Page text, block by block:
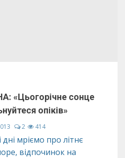
«Цьогорічне сонце
опіків»
2 414
мріємо про літнє
відпочинок на